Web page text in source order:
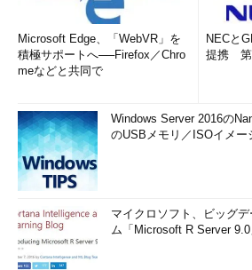
Microsoft Edge、「WebVR」を
積極サポートへ──Firefox／Chro
meなどと共同で
NECと
提携 第
Windows Server 2016の
のUSBメモリ／ISOイメー
マイクロソフト、ビッグ
ム「Microsoft R Server